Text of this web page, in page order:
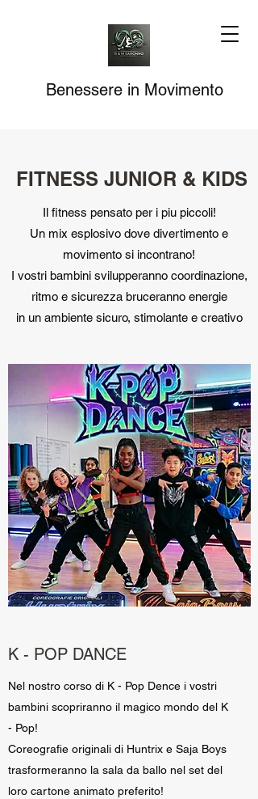
Benessere in Movimento
FITNESS JUNIOR & KIDS
Il fitness pensato per i piu piccoli!
Un mix esplosivo dove divertimento e
movimento si incontrano!
I vostri bambini svilupperanno coordinazione,
ritmo e sicurezza bruceranno energie
in un ambiente sicuro, stimolante e creativo
K - POP DANCE
Nel nostro corso di K - Pop Dence i vostri
bambini scopriranno il magico mondo del K
- Pop!
Coreografie originali di Huntrix e Saja Boys
trasformeranno la sala da ballo nel set del
loro cartone animato preferito!